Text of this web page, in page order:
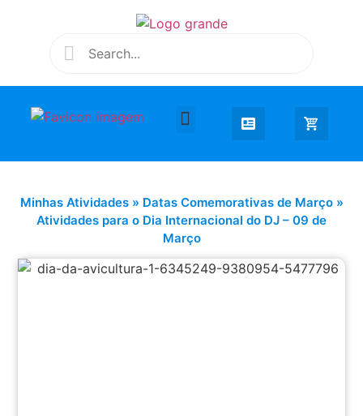
Minhas Atividades» Datas Comemorativas de Março»
Atividades para o Dia Internacional do DJ – 09 de
Março